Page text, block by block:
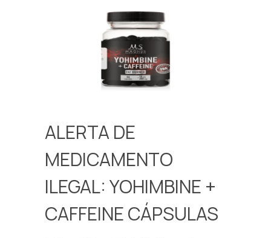
ALERTA DE
MEDICAMENTO
ILEGAL: YOHIMBINE +
CAFFEINE CÁPSULAS